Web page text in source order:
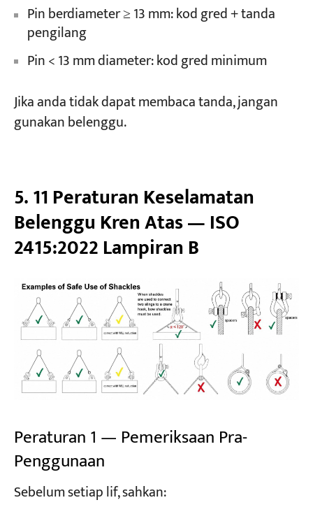
Pin berdiameter ≥ 13 mm: kod gred + tanda
pengilang
Pin < 13 mm diameter: kod gred minimum
Jika anda tidak dapat membaca tanda, jangan
gunakan belenggu.
5. 11 Peraturan Keselamatan
Belenggu Kren Atas — ISO
2415:2022 Lampiran B
Peraturan 1 — Pemeriksaan Pra-
Penggunaan
Sebelum setiap lif, sahkan: